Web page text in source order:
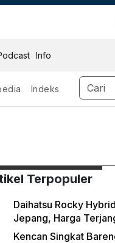
Info
Indeks
Terpopuler
Daihatsu Rocky
Jepang, Harga
Kencan Singkat